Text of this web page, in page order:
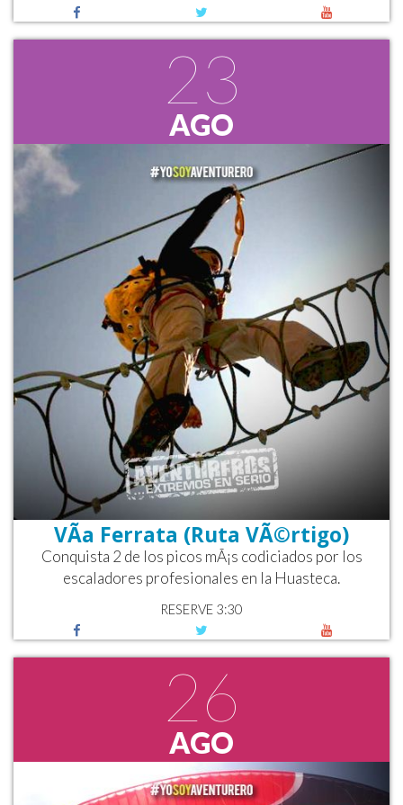
23
AGO
VÃ­a Ferrata (Ruta VÃ©rtigo)
Conquista 2 de los picos mÃ¡s codiciados por los
escaladores profesionales en la Huasteca.
RESERVE 3:30
26
AGO